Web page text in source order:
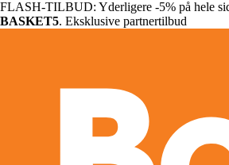
FLASH-TILBUD: Yderligere -5% på hele
BASKET5. Eksklusive partnertilbud